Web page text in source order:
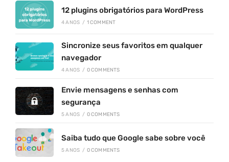
12 plugins obrigatórios para WordPress
4 ANOS / 1 COMMENT
Sincronize seus favoritos em qualquer
navegador
4 ANOS / 0 COMMENTS
Envie mensagens e senhas com
segurança
5 ANOS / 0 COMMENTS
Saiba tudo que Google sabe sobre você
5 ANOS / 0 COMMENTS